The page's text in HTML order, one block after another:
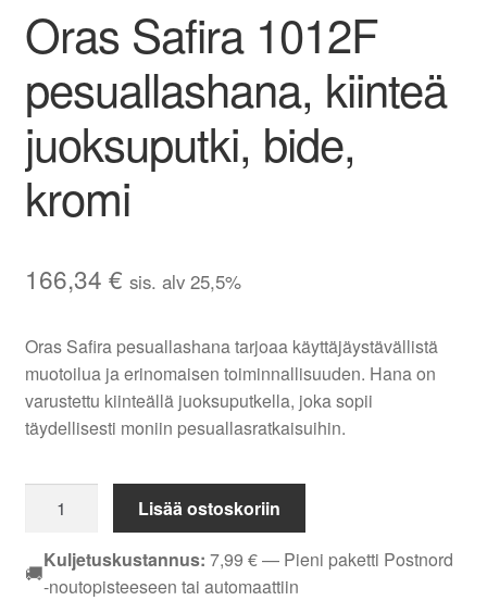
Oras Safira 1012F
pesuallashana, kiinteä
juoksuputki, bide,
kromi
166,34 € sis. alv 25,5%
Oras Safira pesuallashana tarjoaa käyttäjäystävällistä
muotoilua ja erinomaisen toiminnallisuuden. Hana on
varustettu kiinteällä juoksuputkella, joka sopii
täydellisesti moniin pesuallasratkaisuihin.
Safira
1012F
pesuallashana,
Lisää ostoskoriin
🚚Kuljetuskustannus: 7,99 €— Pieni paketti Postnord
-noutopisteeseen tai automaattiin